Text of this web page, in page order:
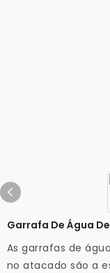
Garrafa De Água
As garrafas de
no atacado são a